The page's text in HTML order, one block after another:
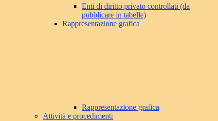
Enti di diritto privato controllati (da
pubblicare in tabelle)
Rappresentazione grafica
Rappresentazione grafica
Attività e procedimenti